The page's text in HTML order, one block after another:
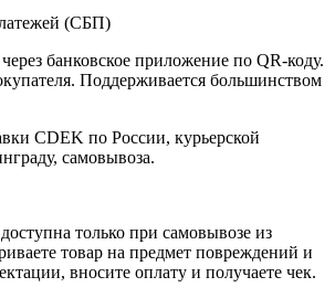
(СБП)
банковское приложение по QR-коду.
Поддерживается большинством
CDEK по России, курьерской
самовывоза.
только при самовывозе из
товар на предмет повреждений и
вносите оплату и получаете чек.